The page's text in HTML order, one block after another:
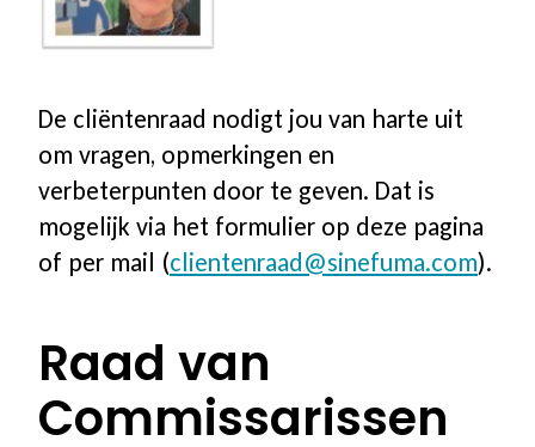
De cliëntenraad nodigt jou van harte uit
om vragen, opmerkingen en
verbeterpunten door te geven. Dat is
mogelijk via het formulier op deze pagina
of per mail (clientenraad@sinefuma.com).
Raad van
Commissarissen